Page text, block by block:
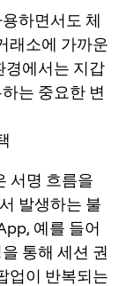
하면서도 체
래소에 가까운
경에서는 지갑
는 중요한 변
서명 흐름을
발생하는 불
예를 들어
통해 세션 권
업이 반복되는